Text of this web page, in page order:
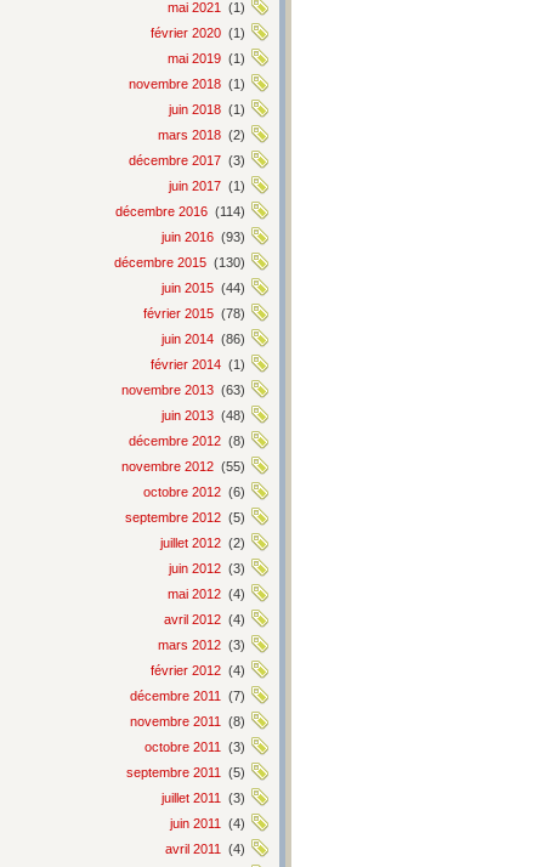
mai 2021
(1)
février 2020 (1)
mai 2019 (1)
novembre 2018 (1)
juin 2018 (1)
mars 2018 (2)
décembre 2017 (3)
juin 2017 (1)
décembre 2016 (114)
juin 2016 (93)
décembre 2015 (130)
juin 2015 (44)
février 2015 (78)
juin 2014 (86)
février 2014 (1)
novembre 2013 (63)
juin 2013 (48)
décembre 2012 (8)
novembre 2012 (55)
octobre 2012 (6)
septembre 2012 (5)
juillet 2012 (2)
juin 2012 (3)
mai 2012 (4)
avril 2012 (4)
mars 2012 (3)
février 2012 (4)
décembre 2011
(7)
novembre 2011
(8)
octobre 2011
(3)
septembre 2011
(5)
juillet 2011
(3)
juin 2011
(4)
avril 2011
(4)